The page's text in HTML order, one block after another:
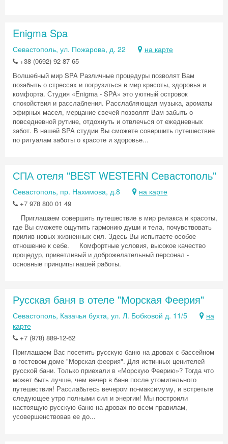
Enigma Spa
Севастополь, ул. Пожарова, д. 22 на карте
+38 (0692) 92 87 65
Волшебный мир SPA Различные процедуры позволят Вам
позабыть о стрессах и погрузиться в мир красоты, здоровья и
комфорта. Студия «Enigma - SPA» это уютный островок
спокойствия и расслабления. Расслабляющая музыка, ароматы
эфирных масел, мерцание свечей позволят Вам забыть о
повседневной рутине, отдохнуть и отвлечься от ежедневных
забот. В нашей SPA студии Вы сможете совершить путешествие
по ритуалам заботы о красоте и здоровье...
СПА отеля "BEST WESTERN Севастополь"
Севастополь, пр. Нахимова, д.8 на карте
+7 978 800 01 49
Приглашаем совершить путешествие в мир релакса и красоты,
где Вы сможете ощутить гармонию души и тела, почувствовать
прилив новых жизненных сил. Здесь Вы испытаете особое
отношение к себе. Комфортные условия, высокое качество
процедур, приветливый и доброжелательный персонал -
основные принципы нашей работы.
Русская баня в отеле "Морская Феерия"
Севастополь, Казачья бухта, ул. Л. Бобковой д. 11/5
на
карте
+7 (978) 889-12-62
Приглашаем Вас посетить русскую баню на дровах с бассейном
в гостевом доме "Морская феерия". Для истинных ценителей
русской бани. Только приехали в «Морскую Феерию»? Тогда что
может быть лучше, чем вечер в бане после утомительного
путешествия! Расслабьтесь вечером по-максимуму, и встретьте
следующее утро полными сил и энергии! Мы построили
настоящую русскую баню на дровах по всем правилам,
усовершенствовав ее до...
Хочешь дешевле? Оставь почту и получи
промокод на первое бронирование!
Получить промокод